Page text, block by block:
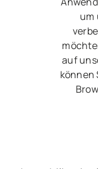
um
auf
können